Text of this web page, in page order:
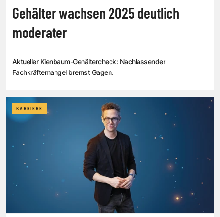
Gehälter wachsen 2025 deutlich
moderater
Aktueller Kienbaum-Gehältercheck: Nachlassender
Fachkräftemangel bremst Gagen.
KARRIERE